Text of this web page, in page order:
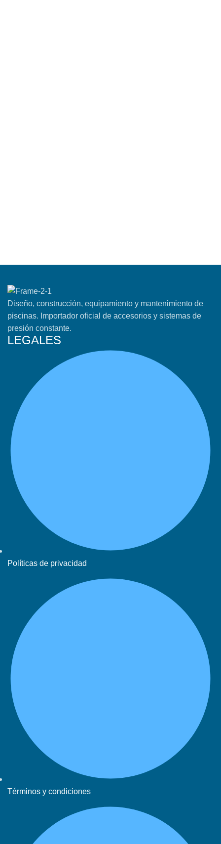
Diseño, construcción, equipamiento y mantenimiento de
piscinas. Importador oficial de accesorios y sistemas de
presión constante.
LEGALES
Políticas de privacidad
Términos y condiciones